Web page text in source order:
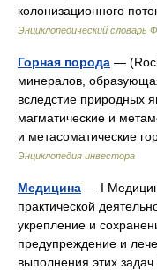
колонизационного
Энциклопедический словарь
Горная порода —
минералов,
вследстие природных
магматические и
и метасоматические
Энциклопедия инвестора
Медицина — I
практической
укрепление и
предупреждение и
выполнения этих